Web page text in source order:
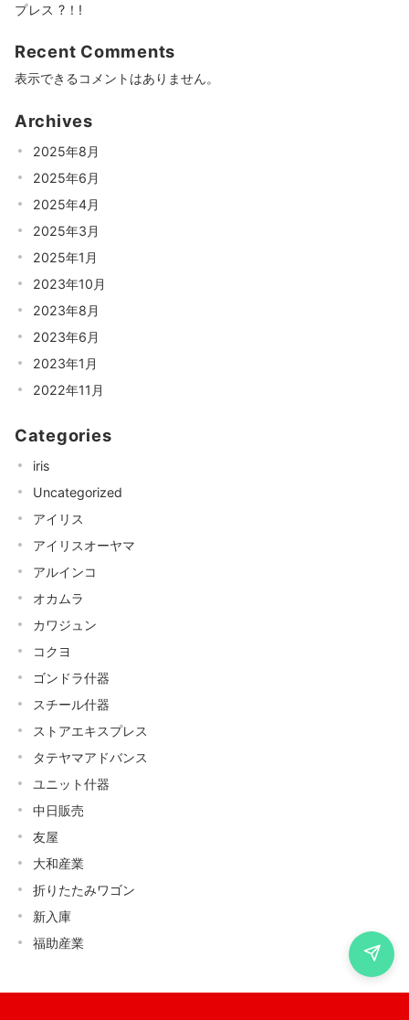
プレス ?！!
Recent Comments
表示できるコメントはありません。
Archives
2025年8月
2025年6月
2025年4月
2025年3月
2025年1月
2023年10月
2023年8月
2023年6月
2023年1月
2022年11月
Categories
iris
Uncategorized
アイリス
アイリスオーヤマ
アルインコ
オカムラ
カワジュン
コクヨ
ゴンドラ什器
スチール什器
ストアエキスプレス
タテヤマアドバンス
ユニット什器
中日販売
友屋
大和産業
折りたたみワゴン
新入庫
福助産業